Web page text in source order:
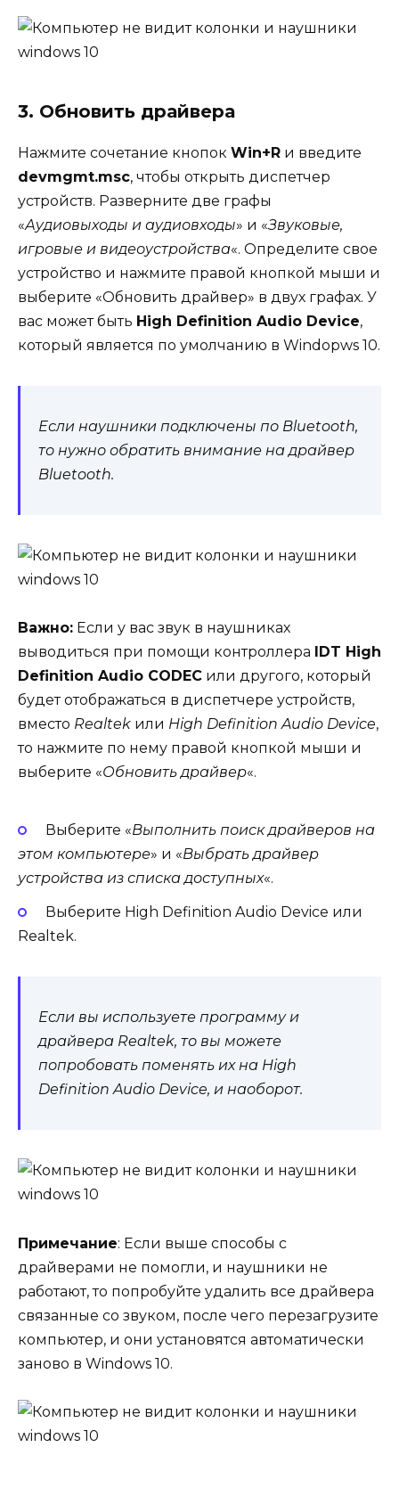
3. Обновить драйвера
Нажмите сочетание кнопок Win+R и введите
devmgmt.msc, чтобы открыть диспетчер
устройств. Разверните две графы
«Аудиовыходы и аудиовходы» и «Звуковые,
игровые и видеоустройства«. Определите свое
устройство и нажмите правой кнопкой мыши и
выберите «Обновить драйвер» в двух графах. У
вас может быть High Definition Audio Device,
который является по умолчанию в Windopws 10.
Если наушники подключены по Bluetooth,
то нужно обратить внимание на драйвер
Bluetooth.
Важно: Если у вас звук в наушниках
выводиться при помощи контроллера IDT High
Definition Audio CODEC или другого, который
будет отображаться в диспетчере устройств,
вместо Realtek или High Definition Audio Device,
то нажмите по нему правой кнопкой мыши и
выберите «Обновить драйвер«.
Выберите «Выполнить поиск драйверов на
этом компьютере» и «Выбрать драйвер
устройства из списка доступных«.
Выберите High Definition Audio Device или
Realtek.
Если вы используете программу и
драйвера Realtek, то вы можете
попробовать поменять их на High
Definition Audio Device, и наоборот.
Примечание: Если выше способы с
драйверами не помогли, и наушники не
работают, то попробуйте удалить все драйвера
связанные со звуком, после чего перезагрузите
компьютер, и они установятся автоматически
заново в Windows 10.